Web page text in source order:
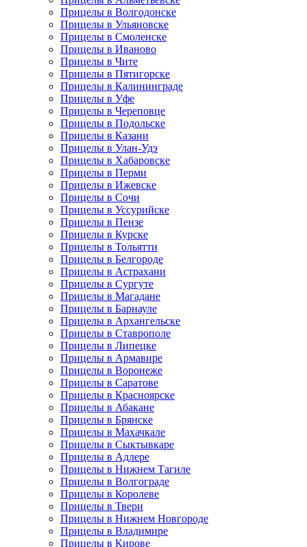
Прицелы в Волгодонске
Прицелы в Ульяновске
Прицелы в Смоленске
Прицелы в Иваново
Прицелы в Чите
Прицелы в Пятигорске
Прицелы в Калининграде
Прицелы в Уфе
Прицелы в Череповце
Прицелы в Подольске
Прицелы в Казани
Прицелы в Улан-Удэ
Прицелы в Хабаровске
Прицелы в Перми
Прицелы в Ижевске
Прицелы в Сочи
Прицелы в Уссурийске
Прицелы в Пензе
Прицелы в Курске
Прицелы в Тольятти
Прицелы в Белгороде
Прицелы в Астрахани
Прицелы в Сургуте
Прицелы в Магадане
Прицелы в Барнауле
Прицелы в Архангельске
Прицелы в Ставрополе
Прицелы в Липецке
Прицелы в Армавире
Прицелы в Воронеже
Прицелы в Саратове
Прицелы в Красноярске
Прицелы в Абакане
Прицелы в Брянске
Прицелы в Махачкале
Прицелы в Сыктывкаре
Прицелы в Адлере
Прицелы в Нижнем Тагиле
Прицелы в Волгограде
Прицелы в Королеве
Прицелы в Твери
Прицелы в Нижнем Новгороде
Прицелы в Владимире
Прицелы в Кирове